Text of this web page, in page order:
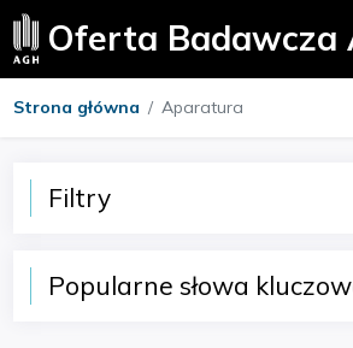
Oferta Badawcza
Strona główna Aparatura
Filtry
Popularne słowa